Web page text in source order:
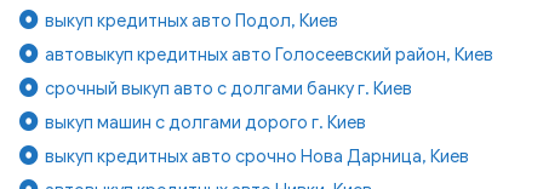
выкуп кредитных авто Подол, Киев
автовыкуп кредитных авто Голосеевский район, Киев
срочный выкуп авто с долгами банку г. Киев
выкуп машин с долгами дорого г. Киев
выкуп кредитных авто срочно Нова Дарница, Киев